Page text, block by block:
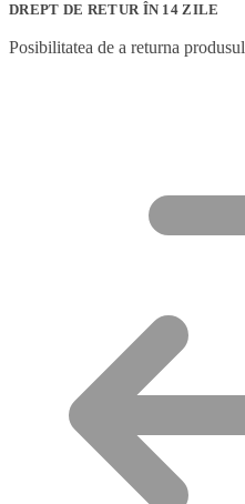
DREPT DE RETUR ÎN 14 ZILE
Posibilitatea de a returna produsul